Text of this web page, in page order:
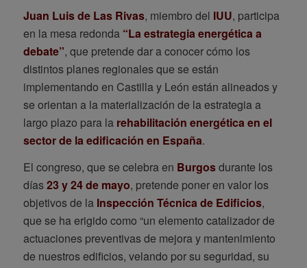
Juan Luis de Las Rivas, miembro del IUU, participa
en la mesa redonda “La estrategia energética a
debate”, que pretende dar a conocer cómo los
distintos planes regionales que se están
implementando en Castilla y León están alineados y
se orientan a la materialización de la estrategia a
largo plazo para la rehabilitación energética en el
sector de la edificación en España.
El congreso, que se celebra en Burgosdurante los
días23 y 24 de mayo, pretende poner en valor los
objetivos de la Inspección Técnica de Edificios,
que se ha erigido como “un elemento catalizador de
actuaciones preventivas de mejora y mantenimiento
de nuestros edificios, velando por su seguridad, su